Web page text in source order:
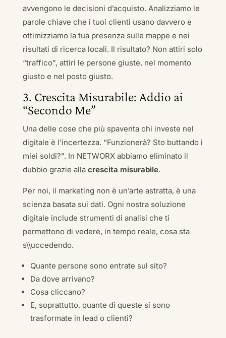
avvengono le decisioni d’acquisto. Analizziamo le
parole chiave che i tuoi clienti usano davvero e
ottimizziamo la tua presenza sulle mappe e nei
risultati di ricerca locali. Il risultato? Non attiri solo
“traffico”, attiri le persone giuste, nel momento
giusto e nel posto giusto.
3. Crescita Misurabile: Addio ai
“Secondo Me”
Una delle cose che più spaventa chi investe nel
digitale è l’incertezza. “Funzionerà? Sto buttando i
miei soldi?”. In NETWORX abbiamo eliminato il
dubbio grazie alla crescita misurabile.
Per noi, il marketing non è un’arte astratta, è una
scienza basata sui dati. Ogni nostra soluzione
digitale include strumenti di analisi che ti
permettono di vedere, in tempo reale, cosa sta
s\\uccedendo.
Quante persone sono entrate sul sito?
Da dove arrivano?
Cosa cliccano?
E, soprattutto, quante di queste si sono
trasformate in lead o clienti?